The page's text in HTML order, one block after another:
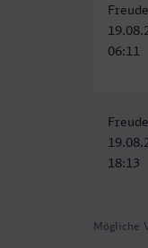
Mögliche
06:11
18:13